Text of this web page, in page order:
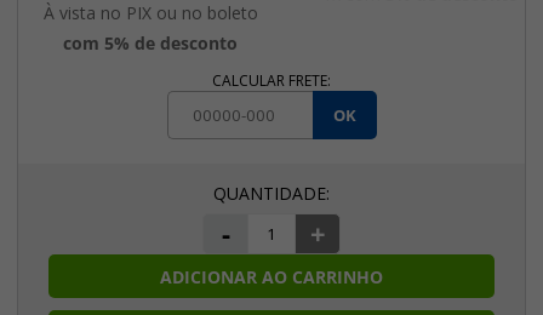
À vista no PIX ou no boleto
com 5% de desconto
CALCULAR FRETE:
OK
- +
ADICIONAR AO CARRINHO